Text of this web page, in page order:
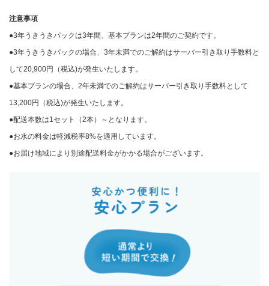
注意事項
●3年うきうきパックは3年間、基本プランは2年間のご契約です。
●3年うきうきパックの場合、3年未満でのご解約はサーバー引き取り手数料と
して20,900円（税込)が発生いたします。
●基本プランの場合、2年未満でのご解約はサーバー引き取り手数料として
13,200円（税込)が発生いたします。
●配送本数は1セット（2本）～となります。
●お水の料金は軽減税率8%を適用しています。
●お届け地域により別途配送料金がかかる場合がございます。